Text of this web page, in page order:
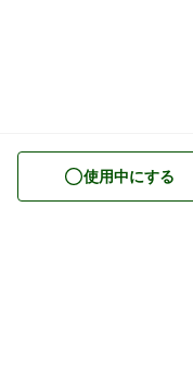
皮膚薬 使用中にする